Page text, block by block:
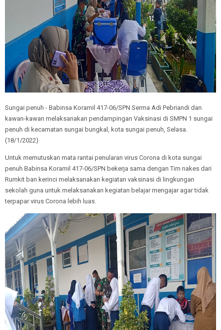
Sungai penuh - Babinsa Koramil 417-06/SPN Serma Adi Pebriandi dan
kawan-kawan melaksanakan pendampingan Vaksinasi di SMPN 1 sungai
penuh di kecamatan sungai bungkal, kota sungai penuh, Selasa.
(18/1/2022)
Untuk memutuskan mata rantai penularan virus Corona di kota sungai
penuh Babinsa Koramil 417-06/SPN bekerja sama dengan Tim nakes dari
Rumkit ban kerinci melaksanakan kegiatan vaksinasi di lingkungan
sekolah guna untuk melaksanakan kegiatan belajar mengajar agar tidak
terpapar virus Corona lebih luas.